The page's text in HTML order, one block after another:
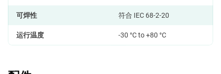
可焊性 符合 IEC 68-2-20
运行温度 -30 °C to +80 °C